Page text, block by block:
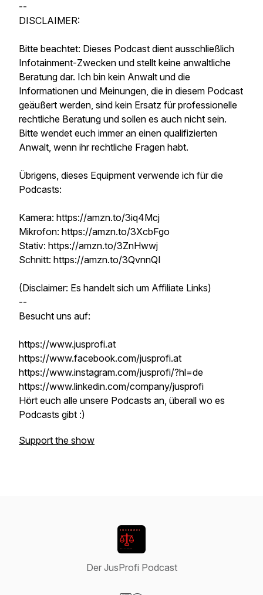
--
DISCLAIMER:
Bitte beachtet: Dieses Podcast dient ausschließlich
Infotainment-Zwecken und stellt keine anwaltliche
Beratung dar. Ich bin kein Anwalt und die
Informationen und Meinungen, die in diesem Podcast
geäußert werden, sind kein Ersatz für professionelle
rechtliche Beratung und sollen es auch nicht sein.
Bitte wendet euch immer an einen qualifizierten
Anwalt, wenn ihr rechtliche Fragen habt.
Übrigens, dieses Equipment verwende ich für die
Podcasts:
Kamera: https://amzn.to/3iq4Mcj
Mikrofon: https://amzn.to/3XcbFgo
Stativ: https://amzn.to/3ZnHwwj
Schnitt: https://amzn.to/3QvnnQI
(Disclaimer: Es handelt sich um Affiliate Links)
--
Besucht uns auf:
https://www.jusprofi.at
https://www.facebook.com/jusprofi.at
https://www.instagram.com/jusprofi/?hl=de
https://www.linkedin.com/company/jusprofi
Hört euch alle unsere Podcasts an, überall wo es
Podcasts gibt :)
Support the show
Der JusProfi Podcast